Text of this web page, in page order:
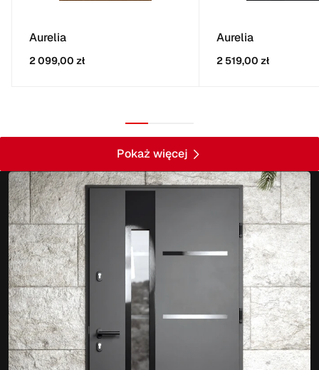
Aurelia
2 099,00 zł
Aurelia
2 519,00 zł
Pokaż więcej